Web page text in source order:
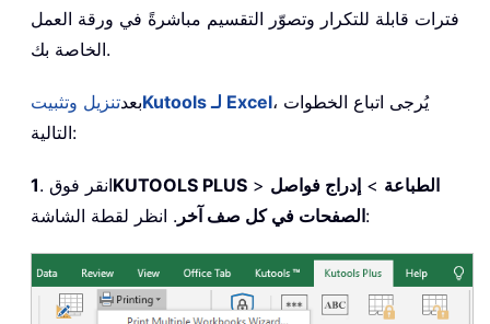
فترات قابلة للتكرار وتصوّر التقسيم مباشرةً في ورقة العمل
الخاصة بك.
بعدتنزيل وتثبيت Kutools لـ Excel، يُرجى اتباع الخطوات
التالية:
1 . انقر فوقKUTOOLS PLUS > الطباعة > إدراج فواصل
الصفحات في كل صف آخر. انظر لقطة الشاشة: